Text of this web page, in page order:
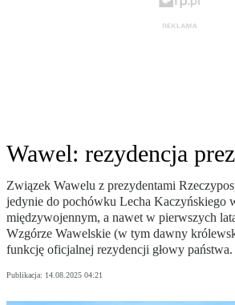
Wawel: rezydencja
Związek Wawelu z prezydentami
jedynie do pochówku Lecha Kaczyńskiego
międzywojennym, a nawet w pierwszych
Wzgórze Wawelskie (w tym dawny
funkcję oficjalnej rezydencji głowy państwa.
Publikacja: 14.08.2025 04:21